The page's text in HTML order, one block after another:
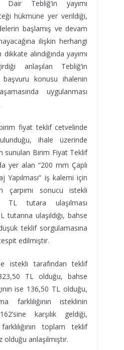
Dair Tebliğ’in yayımı
hükmüne yer verildiği,
başlamış ve devam
ilişkin herhangi
alındığında yayımı
anlaşılan Tebliğ’in
başvuru konusu ihalenin
uygulanması
fiyat teklif cetvelinde
ihale üzerinde
sunulan Birim Fiyat Teklif
yer alan “200 mm Çaplı
iş kalemi için
sonucu istekli
TL tutara ulaşılması
ulaşıldığı, bahse
teklif sorgulamasına
edilmiştir.
istekli tarafından teklif
TL olduğu, bahse
ise 136,50 TL olduğu,
farklılığının isteklinin
karşılık geldiği,
toplam teklif
anlaşılmıştır.